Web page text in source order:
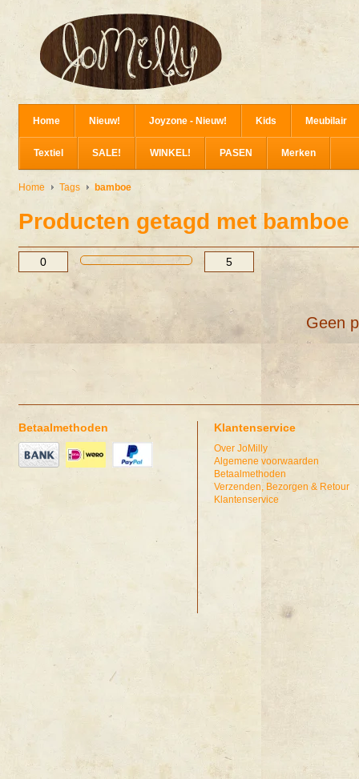
Home Nieuw! Joyzone - Nieuw! Kids Meubilair
Textiel SALE! WINKEL! PASEN Merken
Home Tags bamboe
Producten getagd met bamboe
Geen
Betaalmethoden Klantenservice
Over JoMilly
Algemene voorwaarden
Betaalmethoden
Verzenden, Bezorgen & Retour
Klantenservice